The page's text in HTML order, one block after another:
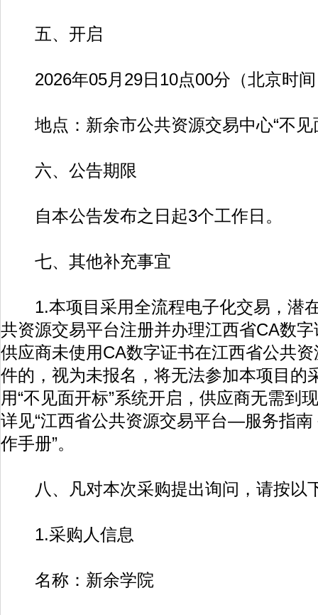
五、开启
2026年05月29日10点00分（北京时
地点：新余市公共资源交易中心“不见
六、公告期限
自本公告发布之日起3个工作日。
七、其他补充事宜
1.本项目采用全流程电子化交易，潜
共资源交易平台注册并办理江西省CA数
供应商未使用CA数字证书在江西省公共
件的，视为未报名，将无法参加本项目的
用“不见面开标”系统开启，供应商无需到
详见“江西省公共资源交易平台—服务指
作手册”。
八、凡对本次采购提出询问，请按以
1.采购人信息
名称：新余学院